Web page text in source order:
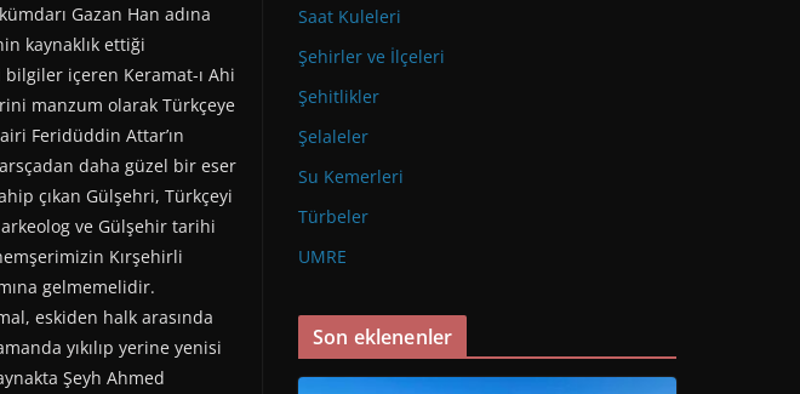
Gazan Han adına
kaynaklık ettiği
içeren Keramat-ı Ahi
manzum olarak Türkçeye
Feridüddin Attar’ın
daha güzel bir eser
çıkan Gülşehri, Türkçeyi
ve Gülşehir tarihi
Kırşehirli
gelmemelidir.
eskiden halk arasında
yıkılıp yerine yenisi
Şeyh Ahmed
Saat Kuleleri
Şehirler ve İlçeleri
Şehitlikler
Şelaleler
Su Kemerleri
Türbeler
UMRE
Son eklenenler